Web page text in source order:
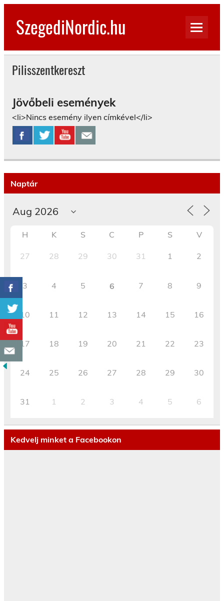
Skip
contentSzegediNordic.hu
Pilisszentkereszt
Jövőbeli események
<li>Nincs esemény ilyen címkével</li>
Naptár
H K S C P S V
27 28 29 30 31 1 2
3 4 5 6 7 8 9
10 11 12 13 14 15 16
17 18 19 20 21 22 23
24 25 26 27 28 29 30
31 1 2 3 4 5 6
Kedvelj minket a Facebookon